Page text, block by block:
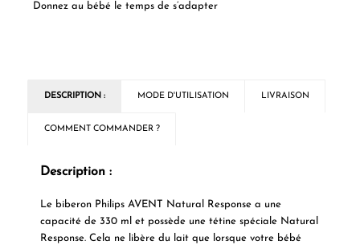
Donnez au bébé le temps de s’adapter
DESCRIPTION : MODE D'UTILISATION LIVRAISON
COMMENT COMMANDER ?
Description :
Le biberon Philips AVENT Natural Response a une
capacité de 330 ml et possède une tétine spéciale Natural
Response. Cela ne libère du lait que lorsque votre bébé